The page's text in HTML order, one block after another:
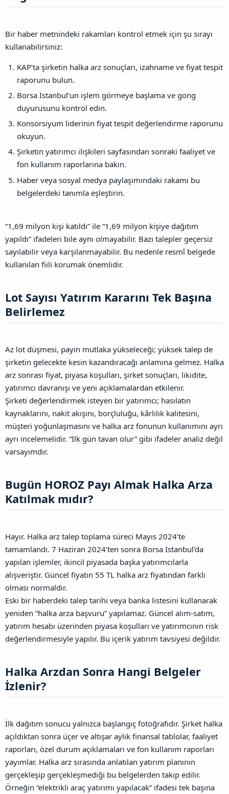
Bir haber metnindeki rakamları kontrol etmek için şu sırayı
kullanabilirsiniz:
KAP’ta şirketin halka arz sonuçları, izahname ve fiyat tespit
raporunu bulun.
Borsa İstanbul’un işlem görmeye başlama ve gong
duyurusunu kontrol edin.
Konsorsiyum liderinin fiyat tespit değerlendirme raporunu
okuyun.
Şirketin yatırımcı ilişkileri sayfasından sonraki faaliyet ve
fon kullanım raporlarına bakın.
Haber veya sosyal medya paylaşımındaki rakamı bu
belgelerdeki tanımla eşleştirin.
“1,69 milyon kişi katıldı” ile “1,69 milyon kişiye dağıtım
yapıldı” ifadeleri bile aynı olmayabilir. Bazı talepler geçersiz
sayılabilir veya karşılanmayabilir. Bu nedenle resmî belgede
kullanılan fiili korumak önemlidir.
Lot Sayısı Yatırım Kararını Tek Başına
Belirlemez​
Az lot düşmesi, payın mutlaka yükseleceği; yüksek talep de
şirketin gelecekte kesin kazandıracağı anlamına gelmez. Halka
arz sonrası fiyat, piyasa koşulları, şirket sonuçları, likidite,
yatırımcı davranışı ve yeni açıklamalardan etkilenir.
Şirketi değerlendirmek isteyen bir yatırımcı; hasılatın
kaynaklarını, nakit akışını, borçluluğu, kârlılık kalitesini,
müşteri yoğunlaşmasını ve halka arz fonunun kullanımını ayrı
ayrı incelemelidir. “İlk gün tavan olur” gibi ifadeler analiz değil
varsayımdır.
Bugün HOROZ Payı Almak Halka Arza
Katılmak mıdır?​
Hayır. Halka arz talep toplama süreci Mayıs 2024’te
tamamlandı. 7 Haziran 2024’ten sonra Borsa İstanbul’da
yapılan işlemler, ikincil piyasada başka yatırımcılarla
alışveriştir. Güncel fiyatın 55 TL halka arz fiyatından farklı
olması normaldir.
Eski bir haberdeki talep tarihi veya banka listesini kullanarak
yeniden “halka arza başvuru” yapılamaz. Güncel alım-satım,
yatırım hesabı üzerinden piyasa koşulları ve yatırımcının risk
değerlendirmesiyle yapılır. Bu içerik yatırım tavsiyesi değildir.
Halka Arzdan Sonra Hangi Belgeler
İzlenir?​
İlk dağıtım sonucu yalnızca başlangıç fotoğrafıdır. Şirket halka
açıldıktan sonra üçer ve altışar aylık finansal tablolar, faaliyet
raporları, özel durum açıklamaları ve fon kullanım raporları
yayımlar. Halka arz sırasında anlatılan yatırım planının
gerçekleşip gerçekleşmediği bu belgelerden takip edilir.
Örneğin “elektrikli araç yatırımı yapılacak” ifadesi tek başına